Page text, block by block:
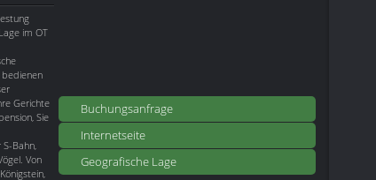
Buchungsanfrage
Internetseite
Geografische Lage
im OT
bedienen
Gerichte
Sie
Bahn,
Von